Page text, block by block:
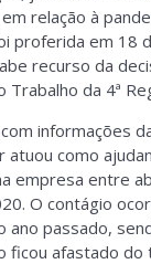
relação à
proferida em 18
recurso da
Trabalho da 4ª
informações
atuou como
empresa entre
O contágio
ano passado,
ficou afastado do